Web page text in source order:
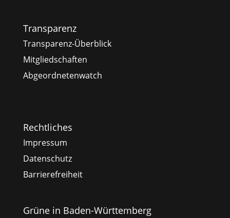
Transparenz
Transparenz-Überblick
Mitgliedschaften
Abgeordnetenwatch
Rechtliches
Impressum
Datenschutz
Barrierefreiheit
Grüne in Baden-Württemberg